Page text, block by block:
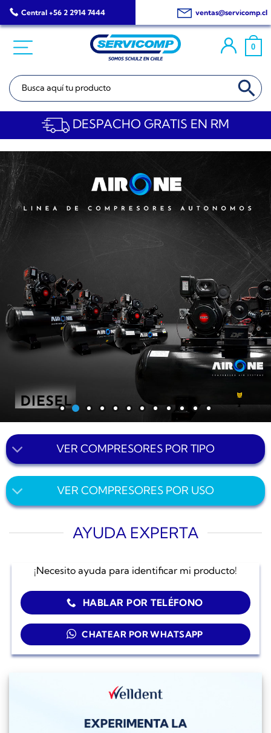
Saltar
al
Central +56 2 2914 7444 ventas@servicomp.cl
0
Buscar: BOTÓN DE
DESPACHO GRATIS EN RM
VER COMPRESORES POR TIPO
VER COMPRESORES POR USO
AYUDA EXPERTA
¡Necesito ayuda para identificar mi producto!
HABLAR POR TELÉFONO
CHATEAR POR WHATSAPP